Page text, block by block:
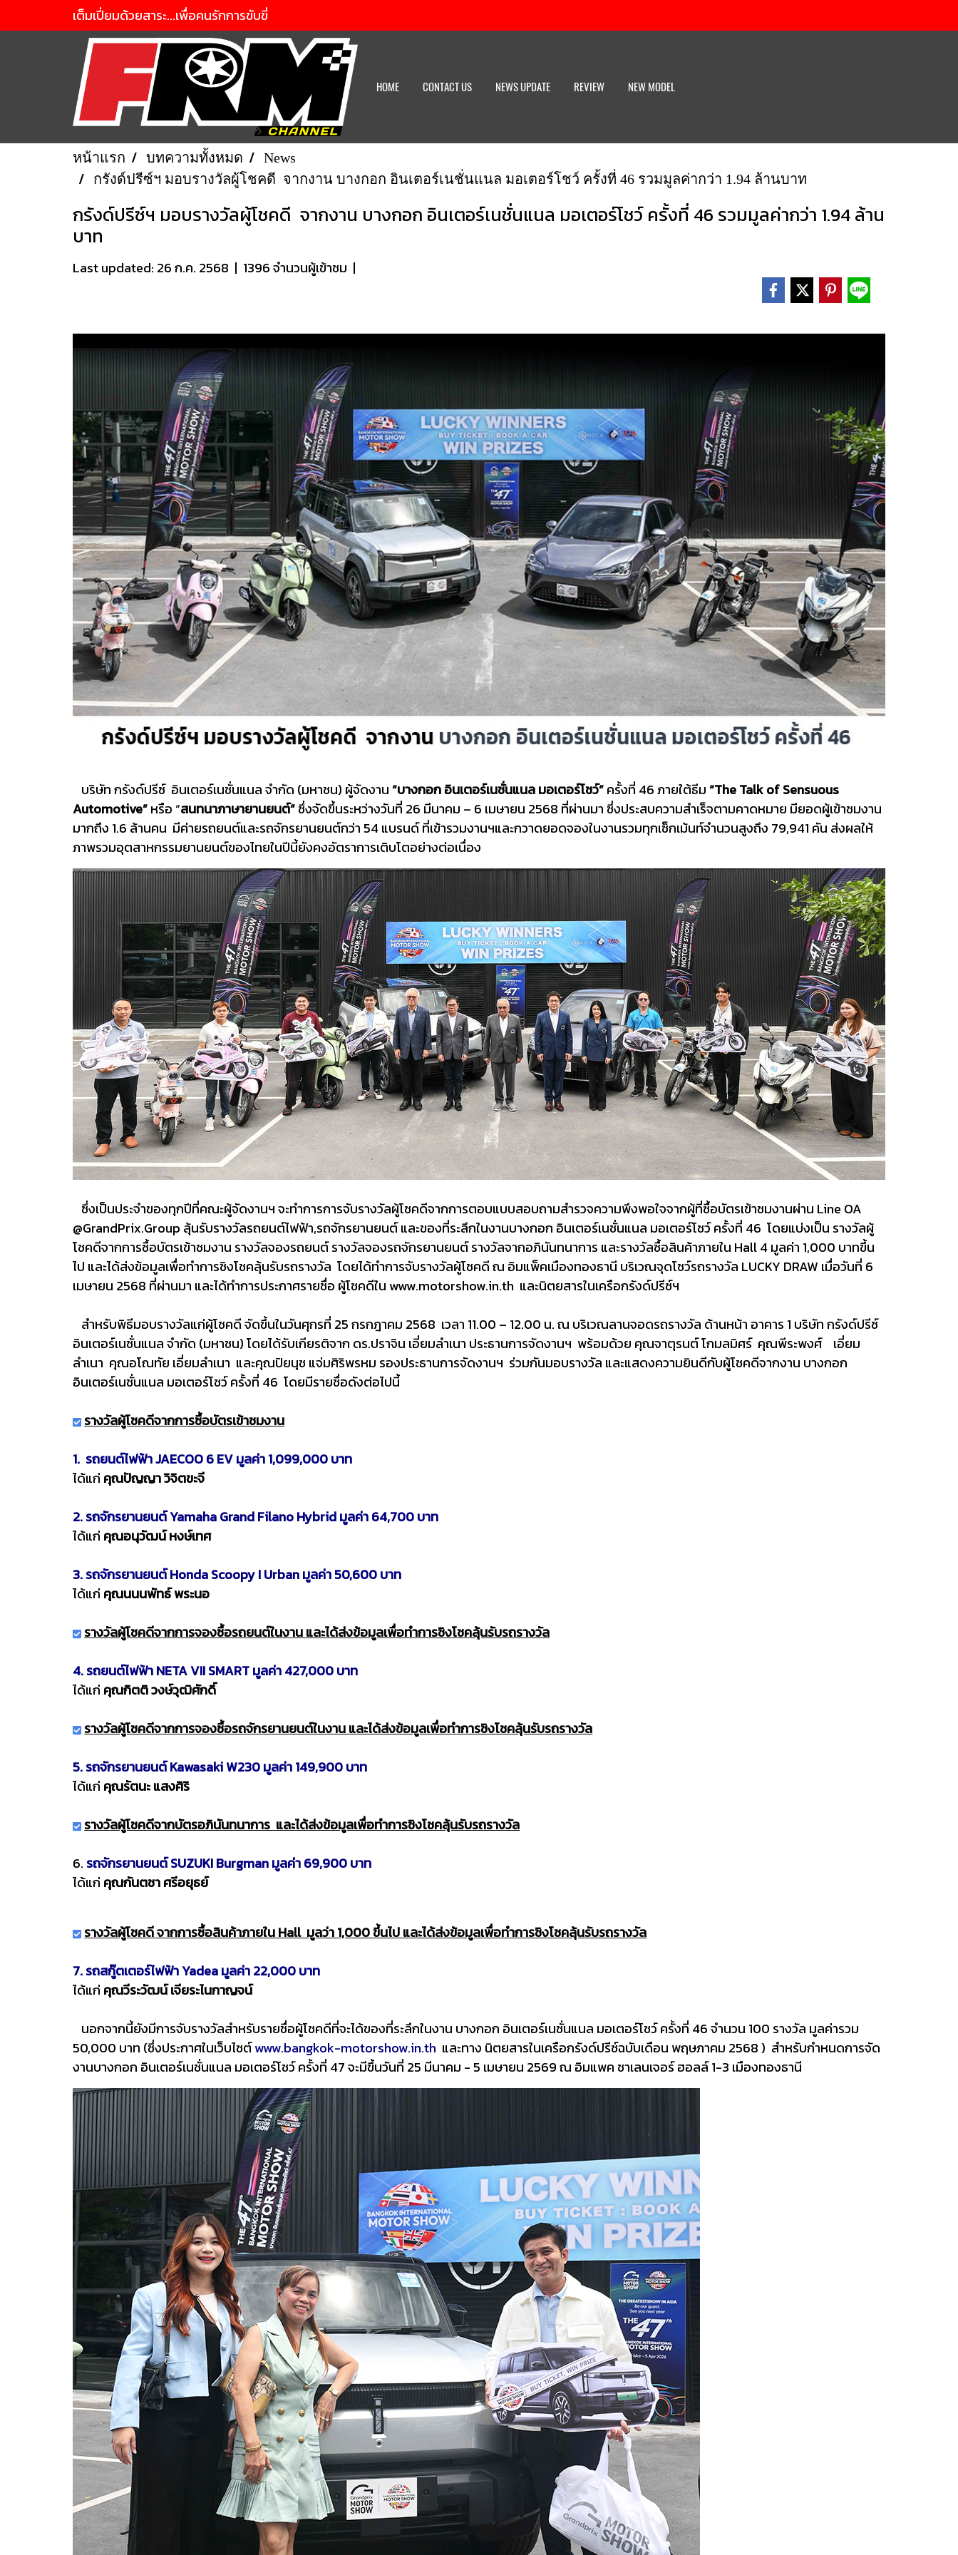
เต็มเปี่ยมด้วยสาระ...เพื่อคนรักการขับขี่
HOME CONTACT US NEWS UPDATE REVIEW NEW MODEL
หน้าแรก บทความทั้งหมด
News
กรังด์ปรีซ์ฯ มอบรางวัลผู้โชคดี จากงาน บางกอก อินเตอร์เนชั่นแนล มอเตอร์โชว์ ครั้งที่ 46 รวมมูลค่ากว่า 1.94 ล้านบาท
กรังด์ปรีซ์ฯ มอบรางวัลผู้โชคดี จากงาน บางกอก อินเตอร์เนชั่นแนล มอเตอร์โชว์ ครั้งที่ 46 รวมมูลค่ากว่า 1.94 ล้าน
บาท
Last updated: 26 ก.ค. 2568 | 1396 จำนวนผู้เข้าชม |
บริษัท กรังด์ปรีซ์ อินเตอร์เนชั่นแนล จำกัด (มหาชน) ผู้จัดงาน“บางกอก อินเตอร์เนชั่นแนล มอเตอร์โชว์”ครั้งที่ 46 ภายใต้ธีม“The Talk of Sensuous
Automotive”หรือ “สนทนาภาษายานยนต์”ซึ่งจัดขึ้นระหว่างวันที่ 26 มีนาคม – 6 เมษายน 2568 ที่ผ่านมา ซึ่งประสบความสำเร็จตามคาดหมาย มียอดผู้เข้าชมงาน
มากถึง 1.6 ล้านคน มีค่ายรถยนต์และรถจักรยานยนต์กว่า 54 แบรนด์ ที่เข้ารวมงานฯและกวาดยอดจองในงานรวมทุกเซ็กเม้นท์จำนวนสูงถึง 79,941 คัน ส่งผลให้
ภาพรวมอุตสาหกรรมยานยนต์ของไทยในปีนี้ยังคงอัตราการเติบโตอย่างต่อเนื่อง
ซึ่งเป็นประจำของทุกปีที่คณะผู้จัดงานฯ จะทำการการจับรางวัลผู้โชคดีจากการตอบแบบสอบถามสำรวจความพึงพอใจจากผู้ที่ซื้อบัตรเข้าชมงานผ่าน Line OA
@GrandPrix.Group ลุ้นรับรางวัลรถยนต์ไฟฟ้า,รถจักรยานยนต์ และของที่ระลึกในงานบางกอก อินเตอร์เนชั่นแนล มอเตอร์โชว์ ครั้งที่ 46 โดยแบ่งเป็น รางวัลผู้
โชคดีจากการซื้อบัตรเข้าชมงาน รางวัลจองรถยนต์ รางวัลจองรถจักรยานยนต์ รางวัลจากอภินันทนาการ และรางวัลซื้อสินค้าภายใน Hall 4 มูลค่า 1,000 บาทขึ้น
ไป และได้ส่งข้อมูลเพื่อทำการชิงโชคลุ้นรับรถรางวัล โดยได้ทำการจับรางวัลผู้โชคดี ณ อิมแพ็คเมืองทองธานี บริเวณจุดโชว์รถรางวัล LUCKY DRAW เมื่อวันที่ 6
เมษายน 2568 ที่ผ่านมา และได้ทำการประกาศรายชื่อ ผู้โชคดีใน www.motorshow.in.th และนิตยสารในเครือกรังด์ปรีซ์ฯ
สำหรับพิธีมอบรางวัลแก่ผู้โชคดี จัดขึ้นในวันศุกรที่ 25 กรกฎาคม 2568 เวลา 11.00 – 12.00 น. ณ บริเวณลานจอดรถรางวัล ด้านหน้า อาคาร 1 บริษัท กรังด์ปรีซ์
อินเตอร์เนชั่นแนล จำกัด (มหาชน) โดยได้รับเกียรติจาก ดร.ปราจิน เอี่ยมลำเนา ประธานการจัดงานฯ พร้อมด้วย คุณจาตุรนต์ โกมลมิศร์ คุณพีระพงศ์ เอี่ยม
ลำเนา คุณอโณทัย เอี่ยมลำเนา และคุณปิยนุช แจ่มศิริพรหม รองประธานการจัดงานฯ ร่วมกันมอบรางวัล และแสดงความยินดีกับผู้โชคดีจากงาน บางกอก
อินเตอร์เนชั่นแนล มอเตอร์โชว์ ครั้งที่ 46 โดยมีรายชื่อดังต่อไปนี้
รางวัลผู้โชคดีจากการซื้อบัตรเข้าชมงาน
1. รถยนต์ไฟฟ้า JAECOO 6 EV มูลค่า 1,099,000 บาท
ได้แก่ คุณปัญญา วิจิตขะจี
2. รถจักรยานยนต์ Yamaha Grand Filano Hybrid มูลค่า 64,700 บาท
ได้แก่ คุณอนุวัฒน์ หงษ์เทศ
3. รถจักรยานยนต์ Honda Scoopy I Urban มูลค่า 50,600 บาท
ได้แก่ คุณนนนพัทธ์ พระนอ
รางวัลผู้โชคดีจากการจองซื้อรถยนต์ในงาน และได้ส่งข้อมูลเพื่อทำการชิงโชคลุ้นรับรถรางวัล
4. รถยนต์ไฟฟ้า NETA VII SMART มูลค่า 427,000 บาท
ได้แก่ คุณกิตติ วงษ์วุฒิศักดิ์
รางวัลผู้โชคดีจากการจองซื้อรถจักรยานยนต์ในงาน และได้ส่งข้อมูลเพื่อทำการชิงโชคลุ้นรับรถรางวัล
5. รถจักรยานยนต์ Kawasaki W230 มูลค่า 149,900 บาท
ได้แก่ คุณรัตนะ แสงศิริ
รางวัลผู้โชคดีจากบัตรอภินันทนาการ และได้ส่งข้อมูลเพื่อทำการชิงโชคลุ้นรับรถรางวัล
6. รถจักรยานยนต์ SUZUKI Burgman มูลค่า 69,900 บาท
ได้แก่ คุณกันตชา ศรีอยุธย์
รางวัลผู้โชคดี จากการซื้อสินค้าภายใน Hall มูลว่า 1,000 ขึ้นไป และได้ส่งข้อมูลเพื่อทำการชิงโชคลุ้นรับรถรางวัล
7. รถสกู๊ตเตอร์ไฟฟ้า Yadea มูลค่า 22,000 บาท
ได้แก่ คุณวีระวัฒน์ เจียระไนกาญจน์
นอกจากนี้ยังมีการจับรางวัลสำหรับรายชื่อผู้โชคดีที่จะได้ของที่ระลึกในงาน บางกอก อินเตอร์เนชั่นแนล มอเตอร์โชว์ ครั้งที่ 46 จำนวน 100 รางวัล มูลค่ารวม
50,000 บาท (ซึ่งประกาศในเว็บไซต์www.bangkok-motorshow.in.th และทาง นิตยสารในเครือกรังด์ปรีซ์ฉบับเดือน พฤษภาคม 2568 ) สำหรับกำหนดการจัด
งานบางกอก อินเตอร์เนชั่นแนล มอเตอร์โชว์ ครั้งที่ 47 จะมีขึ้นวันที่ 25 มีนาคม - 5 เมษายน 2569 ณ อิมแพค ชาเลนเจอร์ ฮอลล์ 1-3 เมืองทองธานี